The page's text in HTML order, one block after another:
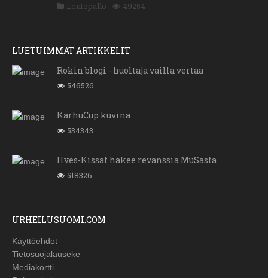
Lentopallo 49254
LUETUIMMAT ARTIKKELIT
Rokin blogi - huoltaja vailla vertaa
546526
KarhuCup kuvina
534343
Ilves-Kissat hakee revanssia MuSasta
518326
URHEILUSUOMI.COM
Käyttöehdot
Tietosuojalauseke
Mediakortti